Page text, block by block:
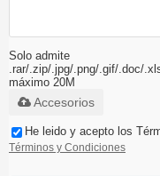
Solo admite
.rar/.zip/.jpg/.png/.gif/.doc/
máximo 20M
Accesorios
He leido y acepto los
Términos y Condiciones